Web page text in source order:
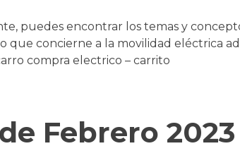
puedes encontrar los temas y
que concierne a la movilidad eléctrica
compra electrico – carrito
Febrero 2023